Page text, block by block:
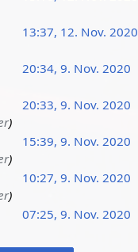
13:37, 12. Nov. 2020
20:34, 9. Nov. 2020
20:33, 9. Nov. 2020
15:39, 9. Nov. 2020
10:27, 9. Nov. 2020
07:25, 9. Nov. 2020